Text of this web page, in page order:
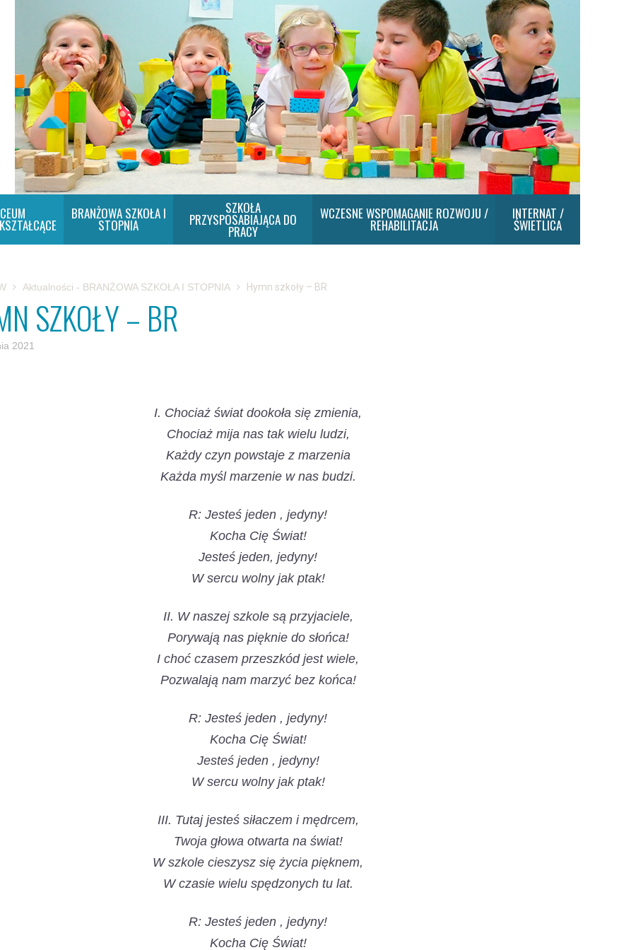
BRANŻOWA SZKOŁA I
STOPNIA
SZKOŁA
PRZYSPOSABIAJĄCA DO
PRACY
WCZESNE WSPOMAGANIE ROZWOJU /
REHABILITACJA
INTERNAT /
ŚWIETLICA
Aktualności - BRANŻOWA SZKOŁA I STOPNIA Hymn szkoły – BR
SZKOŁY – BR
2021
I. Chociaż świat dookoła się zmienia,
Chociaż mija nas tak wielu ludzi,
Każdy czyn powstaje z marzenia
Każda myśl marzenie w nas budzi.
R: Jesteś jeden , jedyny!
Kocha Cię Świat!
Jesteś jeden, jedyny!
W sercu wolny jak ptak!
II. W naszej szkole są przyjaciele,
Porywają nas pięknie do słońca!
I choć czasem przeszkód jest wiele,
Pozwalają nam marzyć bez końca!
R: Jesteś jeden , jedyny!
Kocha Cię Świat!
Jesteś jeden , jedyny!
W sercu wolny jak ptak!
III. Tutaj jesteś siłaczem i mędrcem,
Twoja głowa otwarta na świat!
W szkole cieszysz się życia pięknem,
W czasie wielu spędzonych tu lat.
R: Jesteś jeden , jedyny!
Kocha Cię Świat!